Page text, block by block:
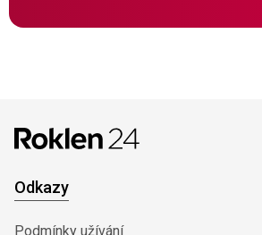
Odkazy
Podmínky užívání